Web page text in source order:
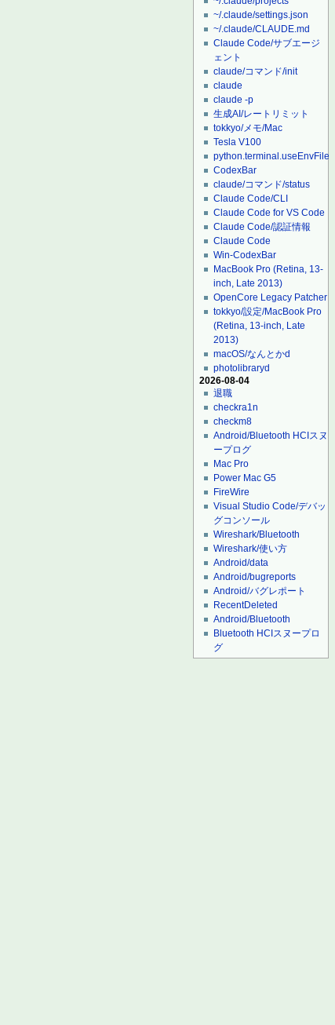
~/.claude/settings.json
~/.claude/CLAUDE.md
Claude Code/サブエージ
ェント
claude/コマンド/init
claude
claude -p
生成AI/レートリミット
tokkyo/メモ/Mac
Tesla V100
python.terminal.useEnvFile
CodexBar
claude/コマンド/status
Claude Code/CLI
Claude Code for VS Code
Claude Code/認証情報
Claude Code
Win-CodexBar
MacBook Pro (Retina, 13-
inch, Late 2013)
OpenCore Legacy Patcher
tokkyo/設定/MacBook Pro
(Retina, 13-inch, Late
2013)
macOS/なんとかd
photolibraryd
2026-08-04
退職
checkra1n
checkm8
Android/Bluetooth HCIスヌ
ープログ
Mac Pro
Power Mac G5
FireWire
Visual Studio Code/デバッ
グコンソール
Wireshark/Bluetooth
Wireshark/使い方
Android/data
Android/bugreports
Android/バグレポート
RecentDeleted
Android/Bluetooth
Bluetooth HCIスヌープロ
グ